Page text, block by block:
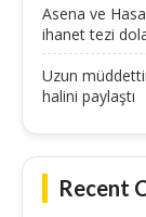
Asena ve
ihanet tezi
Uzun
halini paylaştı
Recent